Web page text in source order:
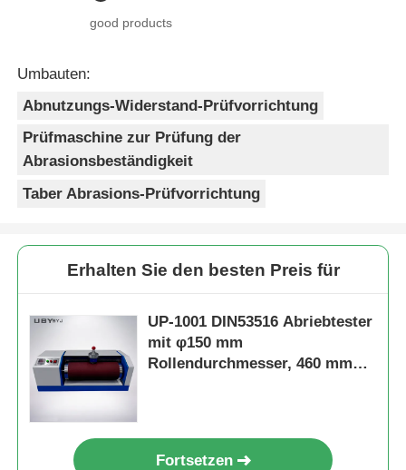
good products
Umbauten:
Abnutzungs-Widerstand-Prüfvorrichtung
Prüfmaschine zur Prüfung der
Abrasionsbeständigkeit
Taber Abrasions-Prüfvorrichtung
Erhalten Sie den besten Preis für
UP-1001 DIN53516 Abriebtester
mit φ150 mm
Rollendurchmesser, 460 mm
Fortsetzen